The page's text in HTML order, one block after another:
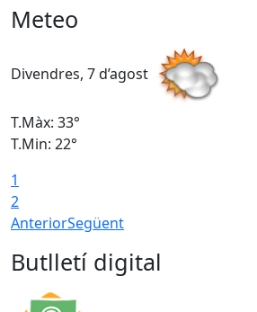
Meteo
Divendres, 7 d’agost
T.Màx: 33°
T.Min: 22°
1
2
AnteriorSegüent
Butlletí digital